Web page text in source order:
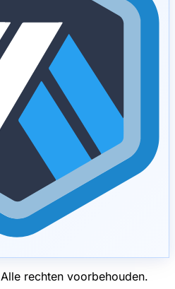
Alle rechten voorbehouden.